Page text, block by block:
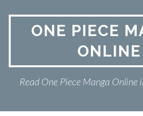
ONE PIECE
ONLINE
Read One Piece Manga